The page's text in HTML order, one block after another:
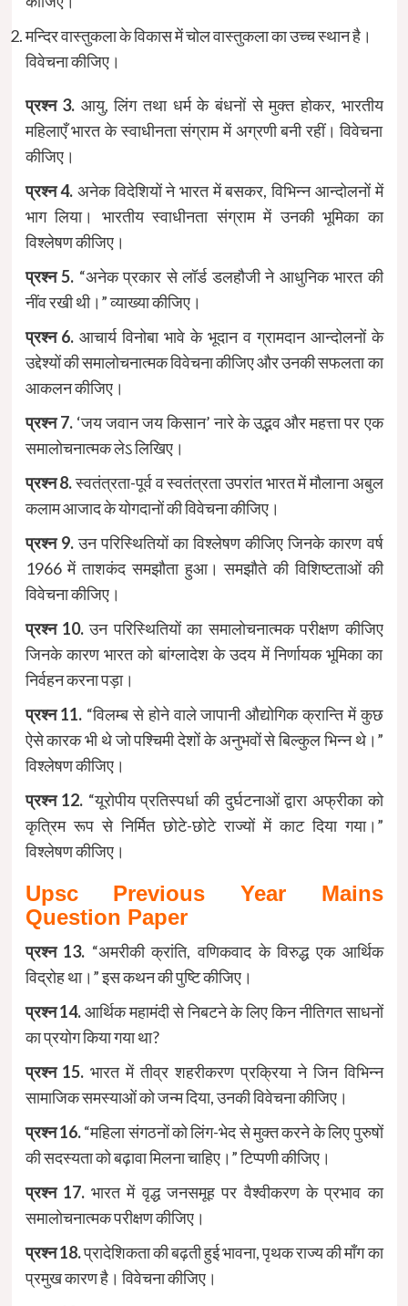
मन्दिर वास्तुकला के विकास में चोल वास्तुकला का उच्च स्थान है।
विवेचना कीजिए।
प्रश्न 3. आयु, लिंग तथा धर्म के बंधनों से मुक्त होकर, भारतीय
महिलाएँ भारत के स्वाधीनता संग्राम में अग्रणी बनी रहीं। विवेचना
कीजिए।
प्रश्न 4. अनेक विदेशियों ने भारत में बसकर, विभिन्न आन्दोलनों में
भाग लिया। भारतीय स्वाधीनता संग्राम में उनकी भूमिका का
विश्लेषण कीजिए।
प्रश्न 5. “अनेक प्रकार से लॉर्ड डलहौजी ने आधुनिक भारत की
नींव रखी थी।” व्याख्या कीजिए।
प्रश्न 6.आचार्य विनोबा भावे के भूदान व ग्रामदान आन्दोलनों के
उद्देश्यों की समालोचनात्मक विवेचना कीजिए और उनकी सफलता का
आकलन कीजिए।
प्रश्न 7. ‘जय जवान जय किसान’ नारे के उद्भव और महत्ता पर एक
समालोचनात्मक लेऽ लिखिए।
प्रश्न 8.स्वतंत्रता-पूर्व व स्वतंत्रता उपरांत भारत में मौलाना अबुल
कलाम आजाद के योगदानों की विवेचना कीजिए।
प्रश्न 9.उन परिस्थितियों का विश्लेषण कीजिए जिनके कारण वर्ष
1966 में ताशकंद समझौता हुआ। समझौते की विशिष्टताओं की
विवेचना कीजिए।
प्रश्न 10.उन परिस्थितियों का समालोचनात्मक परीक्षण कीजिए
जिनके कारण भारत को बांग्लादेश के उदय में निर्णायक भूमिका का
निर्वहन करना पड़ा।
प्रश्न 11. “विलम्ब से होने वाले जापानी औद्योगिक क्रान्ति में कुछ
ऐसे कारक भी थे जो पश्चिमी देशों के अनुभवों से बिल्कुल भिन्न थे।”
विश्लेषण कीजिए।
प्रश्न 12. “यूरोपीय प्रतिस्पर्धा की दुर्घटनाओं द्वारा अफ्रीका को
कृत्रिम रूप से निर्मित छोटे-छोटे राज्यों में काट दिया गया।”
विश्लेषण कीजिए।
Upsc Previous Year Mains
Question Paper
प्रश्न 13. “अमरीकी क्रांति, वणिकवाद के विरुद्ध एक आर्थिक
विद्रोह था।” इस कथन की पुष्टि कीजिए।
प्रश्न 14.आर्थिक महामंदी से निबटने के लिए किन नीतिगत साधनों
का प्रयोग किया गया था?
प्रश्न 15.भारत में तीव्र शहरीकरण प्रक्रिया ने जिन विभिन्न
सामाजिक समस्याओं को जन्म दिया, उनकी विवेचना कीजिए।
प्रश्न 16.“महिला संगठनों को लिंग-भेद से मुक्त करने के लिए पुरुषों
की सदस्यता को बढ़ावा मिलना चाहिए।” टिप्पणी कीजिए।
प्रश्न 17.भारत में वृद्ध जनसमूह पर वैश्वीकरण के प्रभाव का
समालोचनात्मक परीक्षण कीजिए।
प्रश्न 18.प्रादेशिकता की बढ़ती हुई भावना, पृथक राज्य की माँग का
प्रमुख कारण है। विवेचना कीजिए।